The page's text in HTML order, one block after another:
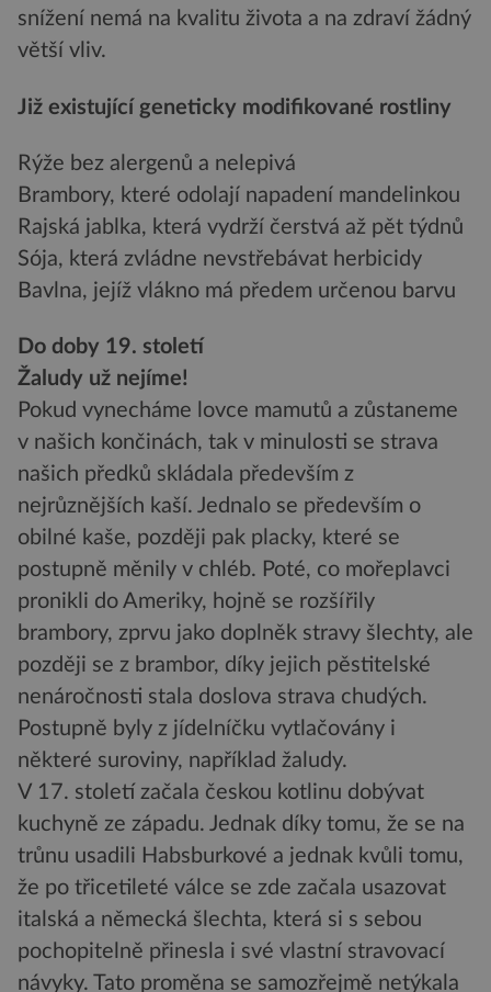
snížení nemá na kvalitu života a na zdraví žádný
větší vliv.
Již existující geneticky modifikované rostliny
Rýže bez alergenů a nelepivá
Brambory, které odolají napadení mandelinkou
Rajská jablka, která vydrží čerstvá až pět týdnů
Sója, která zvládne nevstřebávat herbicidy
Bavlna, jejíž vlákno má předem určenou barvu
Do doby 19. století
Žaludy už nejíme!
Pokud vynecháme lovce mamutů a zůstaneme
v našich končinách, tak v minulosti se strava
našich předků skládala především z
nejrůznějších kaší. Jednalo se především o
obilné kaše, později pak placky, které se
postupně měnily v chléb. Poté, co mořeplavci
pronikli do Ameriky, hojně se rozšířily
brambory, zprvu jako doplněk stravy šlechty, ale
později se z brambor, díky jejich pěstitelské
nenáročnosti stala doslova strava chudých.
Postupně byly z jídelníčku vytlačovány i
některé suroviny, například žaludy.
V 17. století začala českou kotlinu dobývat
kuchyně ze západu. Jednak díky tomu, že se na
trůnu usadili Habsburkové a jednak kvůli tomu,
že po třicetileté válce se zde začala usazovat
italská a německá šlechta, která si s sebou
pochopitelně přinesla i své vlastní stravovací
návyky. Tato proměna se samozřejmě netýkala